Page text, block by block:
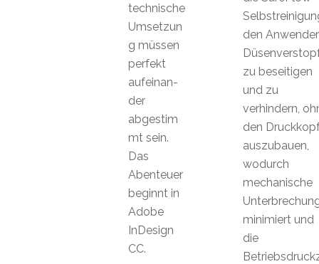
den
zu beseitigen
und zu
verhindern,
den
auszubauen,
wodurch
mechanische
minimiert und
die
technische
Umsetzun
g müssen
perfekt
aufeinan-
der
abgestim
mt sein.
Das
Abenteuer
beginnt in
Adobe
InDesign
CC.